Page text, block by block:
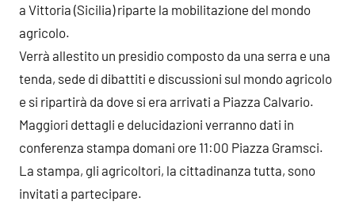
a Vittoria (Sicilia) riparte la mobilitazione del mondo
agricolo.
Verrà allestito un presidio composto da una serra e una
tenda, sede di dibattiti e discussioni sul mondo agricolo
e si ripartirà da dove si era arrivati a Piazza Calvario.
Maggiori dettagli e delucidazioni verranno dati in
conferenza stampa domani ore 11:00 Piazza Gramsci.
La stampa, gli agricoltori, la cittadinanza tutta, sono
invitati a partecipare.